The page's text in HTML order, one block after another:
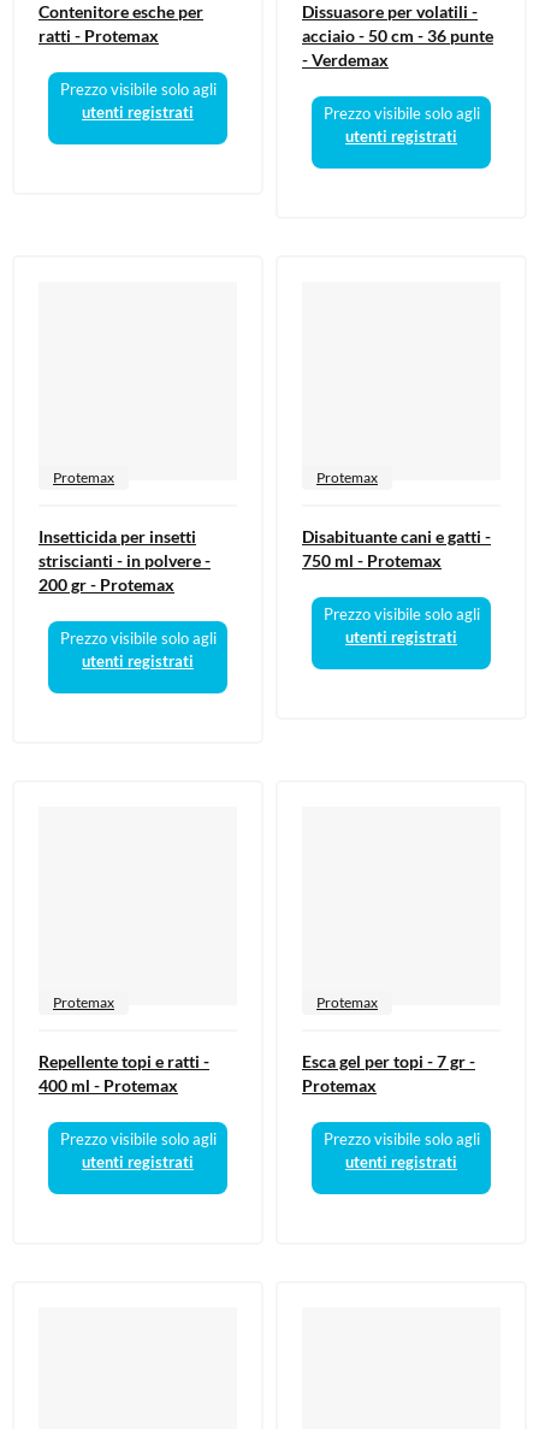
Contenitore esche per
ratti - Protemax
Prezzo visibile solo agli
utenti registrati
Dissuasore per volatili -
acciaio - 50 cm - 36 punte
- Verdemax
Prezzo visibile solo agli
utenti registrati
Protemax
Insetticida per insetti
striscianti - in polvere -
200 gr - Protemax
Prezzo visibile solo agli
utenti registrati
Protemax
Disabituante cani e gatti -
750 ml - Protemax
Prezzo visibile solo agli
utenti registrati
Protemax
Repellente topi e ratti -
400 ml - Protemax
Prezzo visibile solo agli
utenti registrati
Protemax
Esca gel per topi - 7 gr -
Protemax
Prezzo visibile solo agli
utenti registrati